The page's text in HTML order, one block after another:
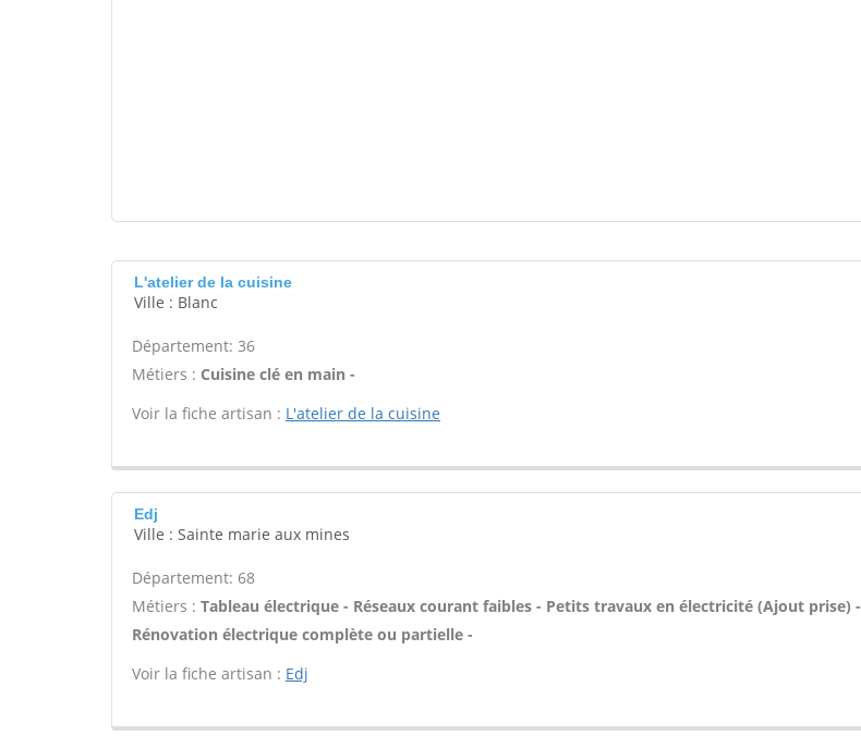
L'atelier de la cuisine
Ville : Blanc
Département: 36
Métiers : Cuisine clé en main -
Voir la fiche artisan : L'atelier de la cuisine
Edj
Ville : Sainte marie aux mines
Département: 68
Métiers : Tableau électrique - Réseaux courant faibles - Petits travaux en électricité (Ajout prise) -
Rénovation électrique complète ou partielle -
Voir la fiche artisan : Edj